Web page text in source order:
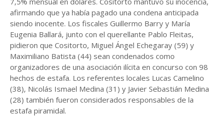
afirmando que ya había pagado una condena anticipada
siendo inocente. Los fiscales Guillermo Barry y María
Eugenia Ballará, junto con el querellante Pablo Fleitas,
pidieron que Cositorto, Miguel Ángel Echegaray (59) y
Maximiliano Batista (44) sean condenados como
organizadores de una asociación ilícita en concurso con 98
hechos de estafa. Los referentes locales Lucas Camelino
(38), Nicolás Ismael Medina (31) y Javier Sebastián Medina
(28) también fueron considerados responsables de la
estafa piramidal.